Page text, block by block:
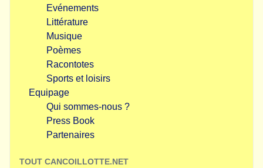
Evénements
Littérature
Musique
Poèmes
Racontotes
Sports et loisirs
Equipage
Qui sommes-nous ?
Press Book
Partenaires
TOUT CANCOILLOTTE.NET